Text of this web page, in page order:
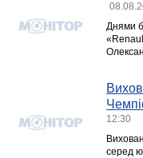
Днями
12:30
серед